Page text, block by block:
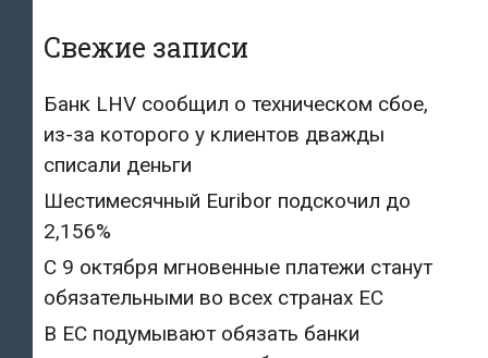
Свежие записи
Банк LHV сообщил о техническом сбое,
из-за которого у клиентов дважды
списали деньги
Шестимесячный Euribor подскочил до
2,156%
С 9 октября мгновенные платежи станут
обязательными во всех странах ЕС
В ЕС подумывают обязать банки